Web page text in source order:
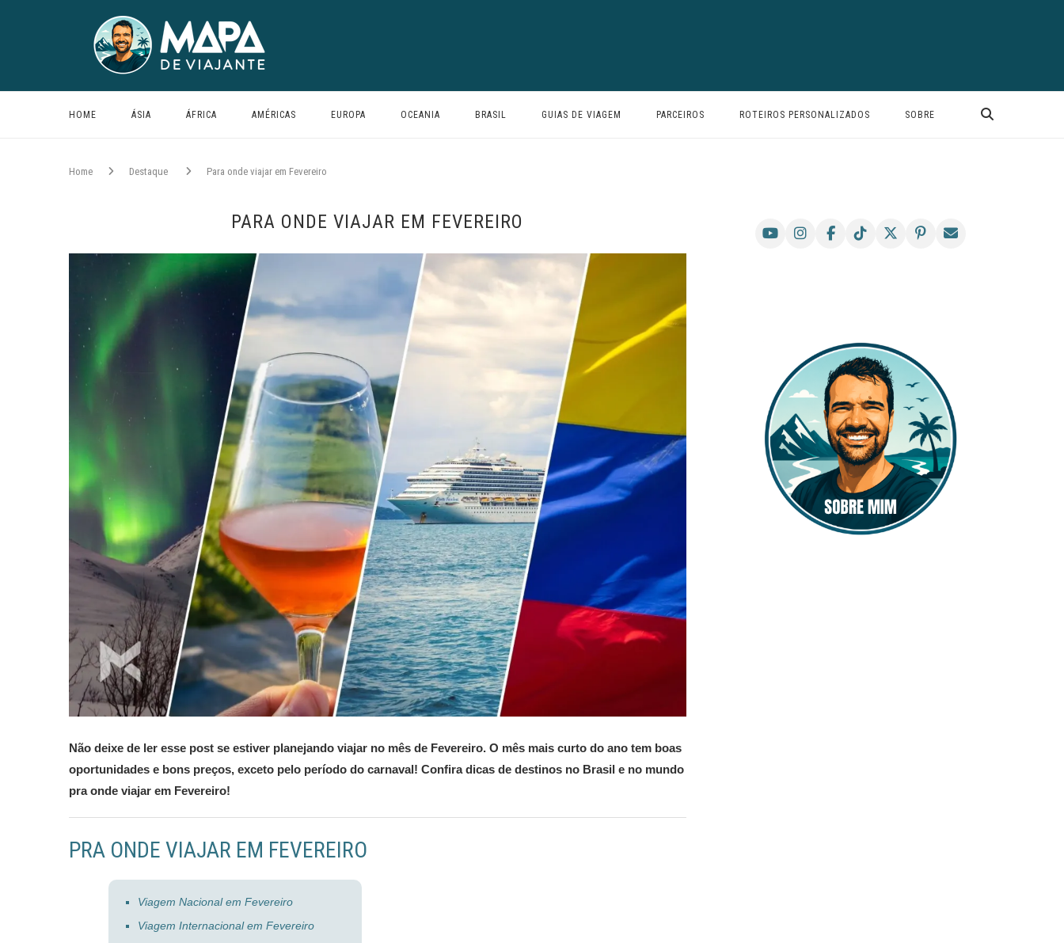
HOME ÁSIA ÁFRICA AMÉRICAS EUROPA OCEANIA BRASIL GUIAS DE VIAGEM PARCEIROS ROTEIROS PERSONALIZADOS SOBRE
Home Destaque Para onde viajar em Fevereiro
PARA ONDE VIAJAR EM FEVEREIRO
Não deixe de ler esse post se estiver planejando viajar no mês de Fevereiro. O mês mais curto do ano tem boas
oportunidades e bons preços, exceto pelo período do carnaval! Confira dicas de destinos no Brasil e no mundo
pra onde viajar em Fevereiro!
PRA ONDE VIAJAR EM FEVEREIRO
Viagem Nacional em Fevereiro
Viagem Internacional em Fevereiro